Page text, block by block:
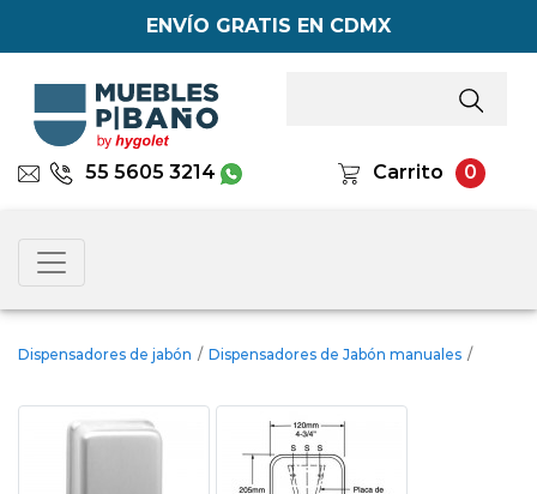
ENVÍO GRATIS EN CDMX
55 5605 3214 Carrito 0
Dispensadores de jabón / Dispensadores de Jabón manuales /